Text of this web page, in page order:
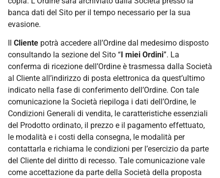
banca dati del Sito per il tempo necessario per la sua
evasione.
Il Cliente potrà accedere all’Ordine dal medesimo disposto
consultando la sezione del Sito “I miei Ordini”. La
conferma di ricezione dell’Ordine è trasmessa dalla Società
al Cliente all’indirizzo di posta elettronica da quest’ultimo
indicato nella fase di conferimento dell’Ordine. Con tale
comunicazione la Società riepiloga i dati dell’Ordine, le
Condizioni Generali di vendita, le caratteristiche essenziali
del Prodotto ordinato, il prezzo e il pagamento effettuato,
le modalità e i costi della consegna, le modalità per
contattarla e richiama le condizioni per l’esercizio da parte
del Cliente del diritto di recesso. Tale comunicazione vale
come accettazione da parte della Società della proposta